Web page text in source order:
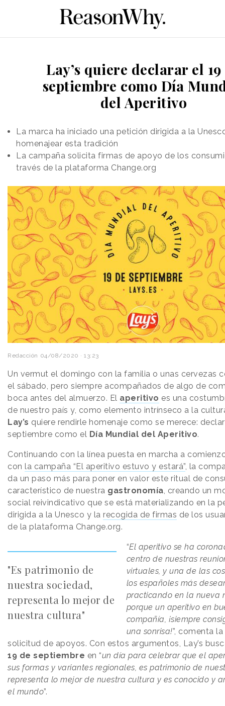
Lay’s quiere declarar el 19
septiembre como Día
del Aperitivo
La marca ha iniciado una petición dirigida a la
homenajear esta tradición
La campaña solicita firmas de apoyo de los
través de la plataforma Change.org
Redacción 04/08/2020 · 13:23
Un vermut el domingo con la familia o unas cervezas
el sábado, pero siempre acompañados de algo de
boca antes del almuerzo. El aperitivo es una
de nuestro país y, como elemento intrínseco a la
Lay’s quiere rendirle homenaje como se merece:
septiembre como el Día Mundial del Aperitivo.
Continuando con la línea puesta en marcha a
con la campaña “El aperitivo estuvo y estará”, la
da un paso más para poner en valor este ritual de
característico de nuestra gastronomía, creando un
social reivindicativo que se está materializando en la
dirigida a la Unesco y la recogida de firmas de los
de la plataforma Change.org.
"Es patrimonio de
nuestra sociedad,
representa lo mejor de
nuestra cultura"
“El aperitivo se ha
centro de nuestras
virtuales, y una de las
los españoles más
practicando en la nueva
porque un aperitivo en
compañía, ¡siempre
una sonrisa!”, comenta
solicitud de apoyos. Con estos argumentos, Lay’s
19 de septiembre en “un día para celebrar que el
sus formas y variantes regionales, es patrimonio de
representa lo mejor de nuestra cultura y es conocido y
el mundo”.